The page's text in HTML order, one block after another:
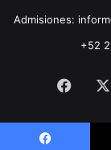
Admisiones:
+52